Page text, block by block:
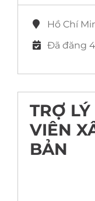
Hồ Chí
Đã đăng
TRỢ
VIÊN
BẢN